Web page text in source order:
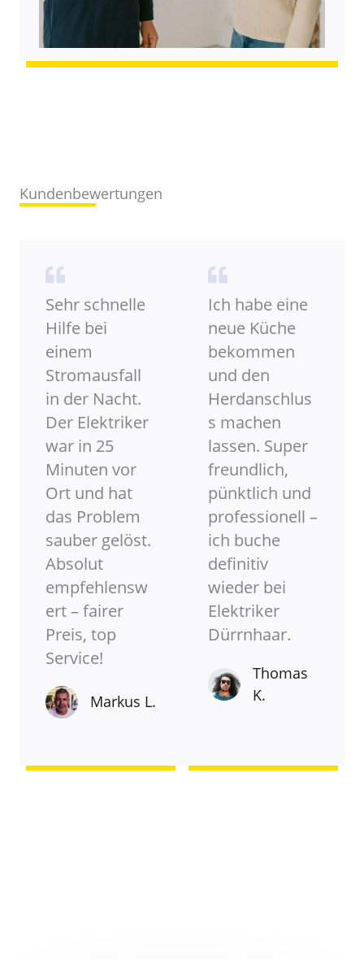
Kundenbewertungen
Sehr schnelle
Hilfe bei
einem
Stromausfall
in der Nacht.
Der Elektriker
war in 25
Minuten vor
Ort und hat
das Problem
sauber gelöst.
Absolut
empfehlensw
ert – fairer
Preis, top
Service!
Markus L.
Ich habe eine
neue Küche
bekommen
und den
Herdanschlus
s machen
lassen. Super
freundlich,
pünktlich und
professionell –
ich buche
definitiv
wieder bei
Elektriker
Dürrnhaar.
Thomas
K.